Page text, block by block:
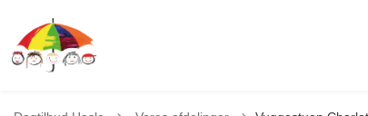
Tilbage til